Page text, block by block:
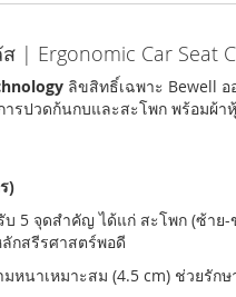
| Ergonomic Car Seat
ลิขสิทธิ์เฉพาะ Bewell
รปวดก้นกบและสะโพก พร้อมผ้า
)
บ 5 จุดสำคัญ ได้แก่ สะโพก (ซ้าย
กสรีรศาสตร์พอดี
มหนาเหมาะสม (4.5 cm) ช่วยรั